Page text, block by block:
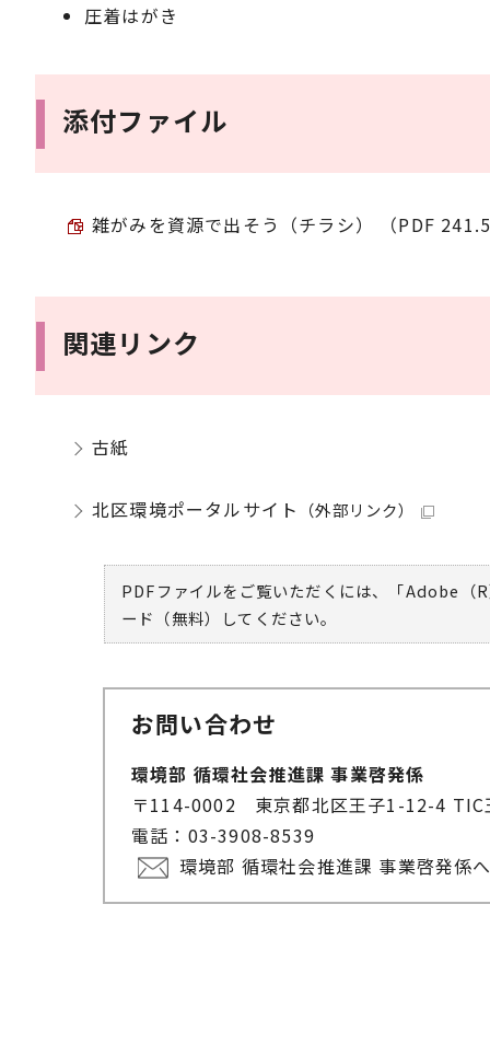
圧着はがき
添付ファイル
雑がみを資源で出そう（チラシ） （PDF
関連リンク
古紙
北区環境ポータルサイト （外部リンク）
PDFファイルをご覧いただくには、「Adobe（
ード（無料）してください。
お問い合わせ
環境部 循環社会推進課 事業啓発係
〒114-0002 東京都北区王子1-12-4 TIC
電話：03-3908-8539
環境部 循環社会推進課 事業啓発係